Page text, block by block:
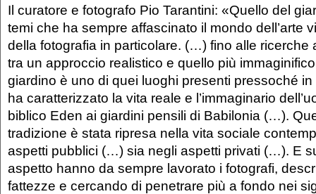
Il curatore e fotografo Pio Tarantini: «Quello del
temi che ha sempre affascinato il mondo dell’arte
della fotografia in particolare. (…) fino alle ricerche
tra un approccio realistico e quello più
giardino è uno di quei luoghi presenti pressoché
ha caratterizzato la vita reale e l’immaginario
biblico Eden ai giardini pensili di Babilonia (…).
tradizione è stata ripresa nella vita sociale
aspetti pubblici (…) sia negli aspetti privati (…). E
aspetto hanno da sempre lavorato i fotografi,
fattezze e cercando di penetrare più a fondo nei